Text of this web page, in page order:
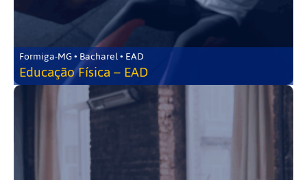
Formiga-MG • Bacharel • EAD
Educação Física – EAD